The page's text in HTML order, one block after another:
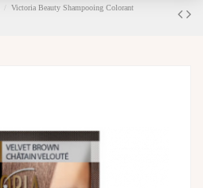
Victoria Beauty Shampooing Colorant